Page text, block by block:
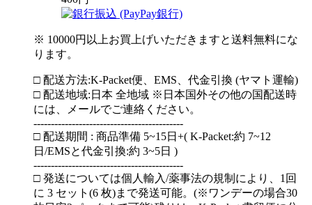
※ 10000円以上お買上げいただきますと送料無料にな
ります。
□ 配送方法:K-Packet便、EMS、代金引換 (ヤマト運輸)
□ 配送地域:日本 全地域 ※日本国外その他の国配送時
には、メールでご連絡ください。
-------------------------------------------
□ 配送期間 : 商品準備 5~15日+( K-Packet:約 7~12
日/EMSと代金引換:約 3~5日 )
-------------------------------------------
□ 発送については個人輸入/薬事法の規制により、1回
に 3 セット(6 枚)まで発送可能。(※ワンデーの場合30